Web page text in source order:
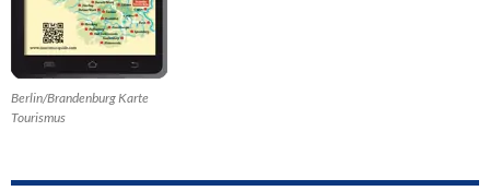
Berlin/Brandenburg Karte
Tourismus